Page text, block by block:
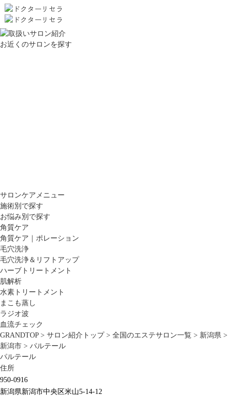
お近くのサロンを探す
サロンケアメニュー
施術別で探す
お悩み別で探す
角質ケア
角質ケア｜ポレーション
毛穴洗浄
毛穴洗浄＆リフトアップ
ハーブトリートメント
肌解析
水素トリートメント
まこも蒸し
ラジオ波
血流チェック
GRANDTOP > サロン紹介トップ > 全国のエステサロン一覧 > 新潟県 >
新潟市 > パルテール
パルテール
住所
950-0916
新潟県新潟市中央区米山5-14-12